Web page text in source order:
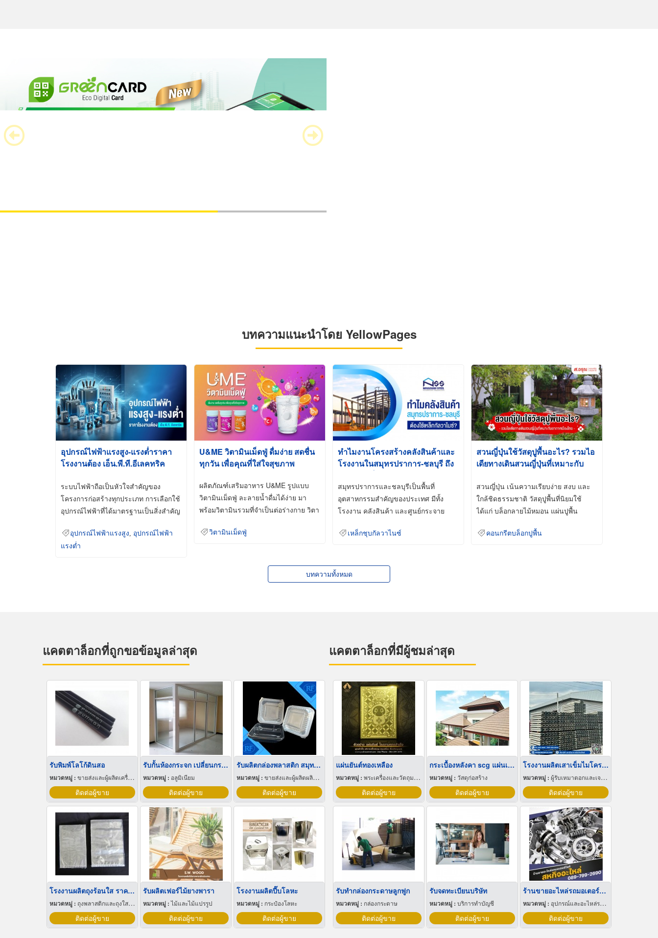
บทความแนะนำโดย YellowPages
อุปกรณ์ไฟฟ้าแรงสูง-แรงต่ำราคา
โรงงานต้อง เอ็น.พี.ที.อีเลคทริค
ระบบไฟฟ้าถือเป็นหัวใจสำคัญของ
โครงการก่อสร้างทุกประเภท การเลือกใช้
อุปกรณ์ไฟฟ้าที่ได้มาตรฐานเป็นสิ่งสำคัญ
อุปกรณ์ไฟฟ้าแรงสูง
อุปกรณ์ไฟฟ้า
แรงต่ำ
U&ME วิตามินเม็ดฟู่ ดื่มง่าย สดชื่น
ทุกวัน เพื่อคุณที่ใส่ใจสุขภาพ
ผลิตภัณฑ์เสริมอาหาร U&ME รูปแบบ
วิตามินเม็ดฟู่ ละลายน้ำดื่มได้ง่าย มา
พร้อมวิตามินรวมที่จำเป็นต่อร่างกาย วิตา
วิตามินเม็ดฟู่
ทำไมงานโครงสร้างคลังสินค้าและ
โรงงานในสมุทรปราการ-ชลบุรี ถึง
Galvanized)
สมุทรปราการและชลบุรีเป็นพื้นที่
อุตสาหกรรมสำคัญของประเทศ มีทั้ง
โรงงาน คลังสินค้า และศูนย์กระจาย
เหล็กชุบกัลวาไนซ์
สวนญี่ปุ่นใช้วัสดุปูพื้นอะไร? รวมไอ
เดียทางเดินสวนญี่ปุ่นที่เหมาะกับ
สวนญี่ปุ่น เน้นความเรียบง่าย สงบ และ
ใกล้ชิดธรรมชาติ วัสดุปูพื้นที่นิยมใช้
ได้แก่ บล็อกลายไม้หมอน แผ่นปูพื้น
คอนกรีตบล็อกปูพื้น
บทความทั้งหมด
แคตตาล็อกที่ถูกขอข้อมูลล่าสุด
รับพิมพ์โลโก้ดินสอ
หมวดหมู่ : ขายส่งและผู้ผลิตเครื่องเขียน
ติดต่อผู้ขาย
รับกั้นห้องกระจก เปลี่ยนกระจกแตก กรุงเทพ
หมวดหมู่ : อลูมิเนียม
ติดต่อผู้ขาย
รับผลิตกล่องพลาสติก สมุทรสาคร
หมวดหมู่ :ขายส่งและผู้ผลิตผลิตภัณฑ์พิเศษพลาสติก
ติดต่อผู้ขาย
โรงงานผลิตถุงร้อนใส ราคาส่ง
หมวดหมู่ : ถุงพลาสติกและถุงใสโปร่ง
ติดต่อผู้ขาย
รับผลิตเฟอร์ไม้ยางพารา
หมวดหมู่ :ไม้และไม้แปรรูป
ติดต่อผู้ขาย
โรงงานผลิตปี๊บโลหะ
หมวดหมู่ : กระป๋องโลหะ
ติดต่อผู้ขาย
แคตตาล็อกที่มีผู้ชมล่าสุด
แผ่นยันต์ทองเหลือง
หมวดหมู่ : พระเครื่องและวัตถุมงคล
ติดต่อผู้ขาย
กระเบื้องหลังคา scg แผ่นเรียบ
หมวดหมู่ : วัสดุก่อสร้าง
ติดต่อผู้ขาย
โรงงานผลิตเสาเข็มไมโครไพล์ มอก.
หมวดหมู่ :ผู้รับเหมาตอกและเจาะเสาเข็ม
ติดต่อผู้ขาย
รับทํากล่องกระดาษลูกฟูก
หมวดหมู่ : กล่องกระดาษ
ติดต่อผู้ขาย
รับจดทะเบียนบริษัท
หมวดหมู่ : บริการทำบัญชี
ติดต่อผู้ขาย
ร้านขายอะไหล่รถมอเตอร์ไซค์ใกล้ฉัน
หมวดหมู่ : อุปกรณ์และอะไหล่รถจักรยานยนต์และรถสกูตเตอร์
ติดต่อผู้ขาย